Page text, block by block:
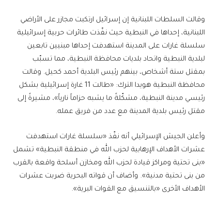
وقالت السلطات اللبنانية إن إسرائيل ارتكبت مجازر على الأراضي
اللبنانية، إحداها في النبطية حيث نفّذت طائرات حربية إسرائيلية
سلسلة غارات على المدينة استهدفت إحداها مبنيين تابعين
لبلدية النبطية واتحاد بلديات محافظة النبطية، مما تسبّب
بمقتل ستة أشخاص، بينهم رئيس البلدية أحمد كحيل. وقالت
محافظة النبطية هويدا الترك: «طالت 11 غارة إسرائيلية بشكل
رئيسي مدينة النبطية، مشكّلةً ما يشبه حزاماً نارياً»، مشيرةً إلى
مقتل رئيس بلدية المدينة مع عدد من فريق عمله.
وأعلن الجيش الإسرائيلي أنه نفّذ «سلسلة غارات استهدفت
عشرات الأهداف الإرهابية لحزب الله في منطقة النبطية» تشمل
«بنى تحتية ومراكز قيادة لحزب الله ومخازن أسلحة واقعة بالقرب
من بنى تحتية مدنية». وأضاف أن قواته البحرية ضربت عشرات
الأهداف الأخرى «بالتنسيق مع القوات البرية».